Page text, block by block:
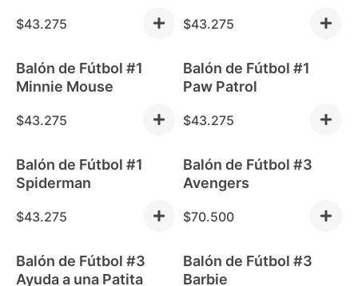
$43.275 $43.275
Out of stock
Balón de Fútbol #1
Minnie Mouse
$43.275
Out of stock
Balón de Fútbol #1
Paw Patrol
$43.275
Out of stock
Balón de Fútbol #1
Spiderman
$43.275
Balón de Fútbol #3
Avengers
$70.500
Balón de Fútbol #3
Ayuda a una Patita
Balón de Fútbol #3
Barbie